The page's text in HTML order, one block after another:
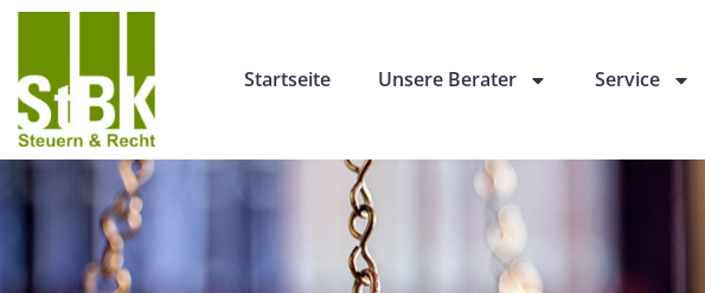
Startseite Unsere Berater Service